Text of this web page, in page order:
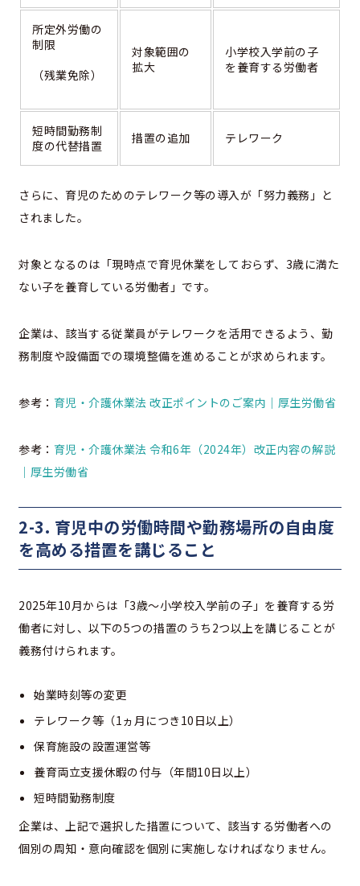
所定外労働の
制限
（残業免除）
対象範囲の
拡大
小学校入学前の子
を養育する労働者
短時間勤務制
度の代替措置
措置の追加 テレワーク
さらに、育児のためのテレワーク等の導入が「努力義務」と
されました。
対象となるのは「現時点で育児休業をしておらず、3歳に満た
ない子を養育している労働者」です。
企業は、該当する従業員がテレワークを活用できるよう、勤
務制度や設備面での環境整備を進めることが求められます。
参考： 育児・介護休業法 改正ポイントのご案内｜厚生労働省
参考： 育児・介護休業法 令和6年（2024年）改正内容の解説
｜厚生労働省
2-3. 育児中の労働時間や勤務場所の自由度
を高める措置を講じること
2025年10月からは「3歳〜小学校入学前の子」を養育する労
働者に対し、以下の5つの措置のうち2つ以上を講じることが
義務付けられます。
始業時刻等の変更
テレワーク等（1ヵ月につき10日以上）
保育施設の設置運営等
養育両立支援休暇の付与（年間10日以上）
短時間勤務制度
企業は、上記で選択した措置について、該当する労働者への
個別の周知・意向確認を個別に実施しなければなりません。